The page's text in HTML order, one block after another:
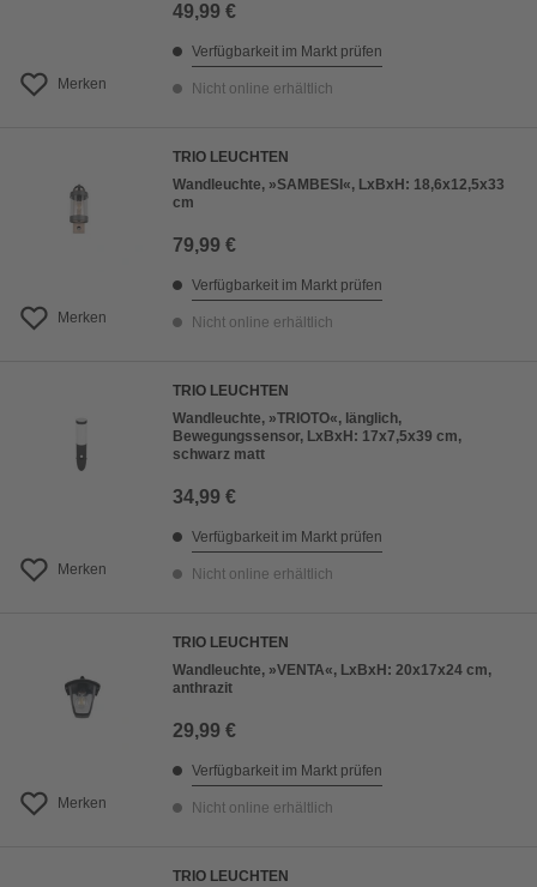
Merken
49,99 €
Verfügbarkeit im Markt prüfen
Nicht online erhältlich
Merken
TRIO LEUCHTEN
Wandleuchte, »SAMBESI«, LxBxH: 18,6x12,5x33
cm
79,99 €
Verfügbarkeit im Markt prüfen
Nicht online erhältlich
Merken
TRIO LEUCHTEN
Wandleuchte, »TRIOTO«, länglich,
Bewegungssensor, LxBxH: 17x7,5x39 cm,
schwarz matt
34,99 €
Verfügbarkeit im Markt prüfen
Nicht online erhältlich
Merken
TRIO LEUCHTEN
Wandleuchte, »VENTA«, LxBxH: 20x17x24 cm,
anthrazit
29,99 €
Verfügbarkeit im Markt prüfen
Nicht online erhältlich
TRIO LEUCHTEN